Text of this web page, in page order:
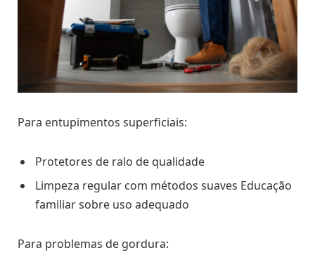
Para entupimentos superficiais:
Protetores de ralo de qualidade
Limpeza regular com métodos suaves Educação
familiar sobre uso adequado
Para problemas de gordura: